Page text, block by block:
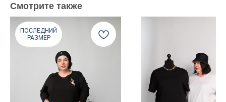
Смотрите также
ПОСЛЕДНИЙ
РАЗМЕР